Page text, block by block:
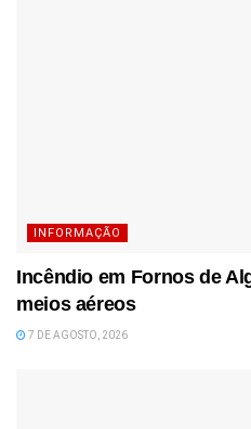
INFORMAÇÃO
Incêndio em Fornos de
meios aéreos
7 DE AGOSTO, 2026